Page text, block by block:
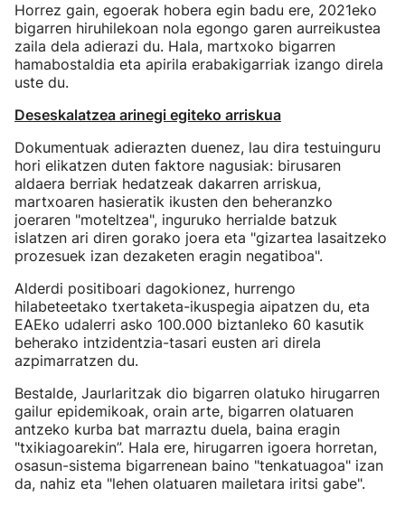
Horrez gain, egoerak hobera egin badu ere, 2021eko
bigarren hiruhilekoan nola egongo garen aurreikustea
zaila dela adierazi du. Hala, martxoko bigarren
hamabostaldia eta apirila erabakigarriak izango direla
uste du.
Deseskalatzea arinegi egiteko arriskua
Dokumentuak adierazten duenez, lau dira testuinguru
hori elikatzen duten faktore nagusiak: birusaren
aldaera berriak hedatzeak dakarren arriskua,
martxoaren hasieratik ikusten den beheranzko
joeraren "moteltzea", inguruko herrialde batzuk
islatzen ari diren gorako joera eta "gizartea lasaitzeko
prozesuek izan dezaketen eragin negatiboa".
Alderdi positiboari dagokionez, hurrengo
hilabeteetako txertaketa-ikuspegia aipatzen du, eta
EAEko udalerri asko 100.000 biztanleko 60 kasutik
beherako intzidentzia-tasari eusten ari direla
azpimarratzen du.
Bestalde, Jaurlaritzak dio bigarren olatuko hirugarren
gailur epidemikoak, orain arte, bigarren olatuaren
antzeko kurba bat marraztu duela, baina eragin
"txikiagoarekin”. Hala ere, hirugarren igoera horretan,
osasun-sistema bigarrenean baino "tenkatuagoa" izan
da, nahiz eta "lehen olatuaren mailetara iritsi gabe".